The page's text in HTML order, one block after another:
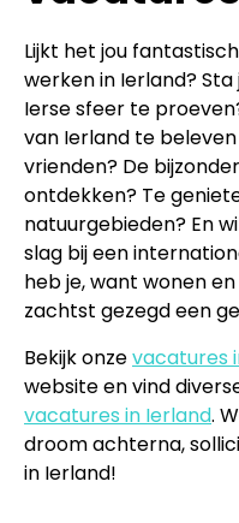
Lijkt het jou
werken in Ierland?
Ierse sfeer te
van Ierland te
vrienden? De
ontdekken? Te
natuurgebieden? En
slag bij een
heb je, want wonen
zachtst gezegd een
Bekijk onzevacatures
website en vind
vacatures in Ierland.
droom achterna,
in Ierland!